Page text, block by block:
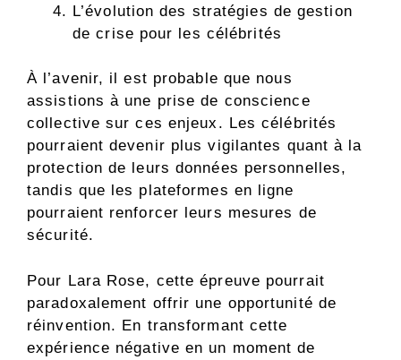
L’évolution des stratégies de gestion
de crise pour les célébrités
À l’avenir, il est probable que nous
assistions à une prise de conscience
collective sur ces enjeux. Les célébrités
pourraient devenir plus vigilantes quant à la
protection de leurs données personnelles,
tandis que les plateformes en ligne
pourraient renforcer leurs mesures de
sécurité.
Pour Lara Rose, cette épreuve pourrait
paradoxalement offrir une opportunité de
réinvention. En transformant cette
expérience négative en un moment de